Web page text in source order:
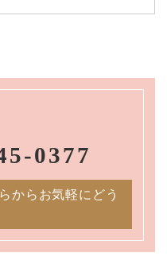
0377
からお気軽にどう